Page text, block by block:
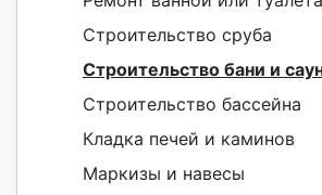
Строительство сруба
Строительство бани и
Строительство бассейна
Кладка печей и каминов
Маркизы и навесы